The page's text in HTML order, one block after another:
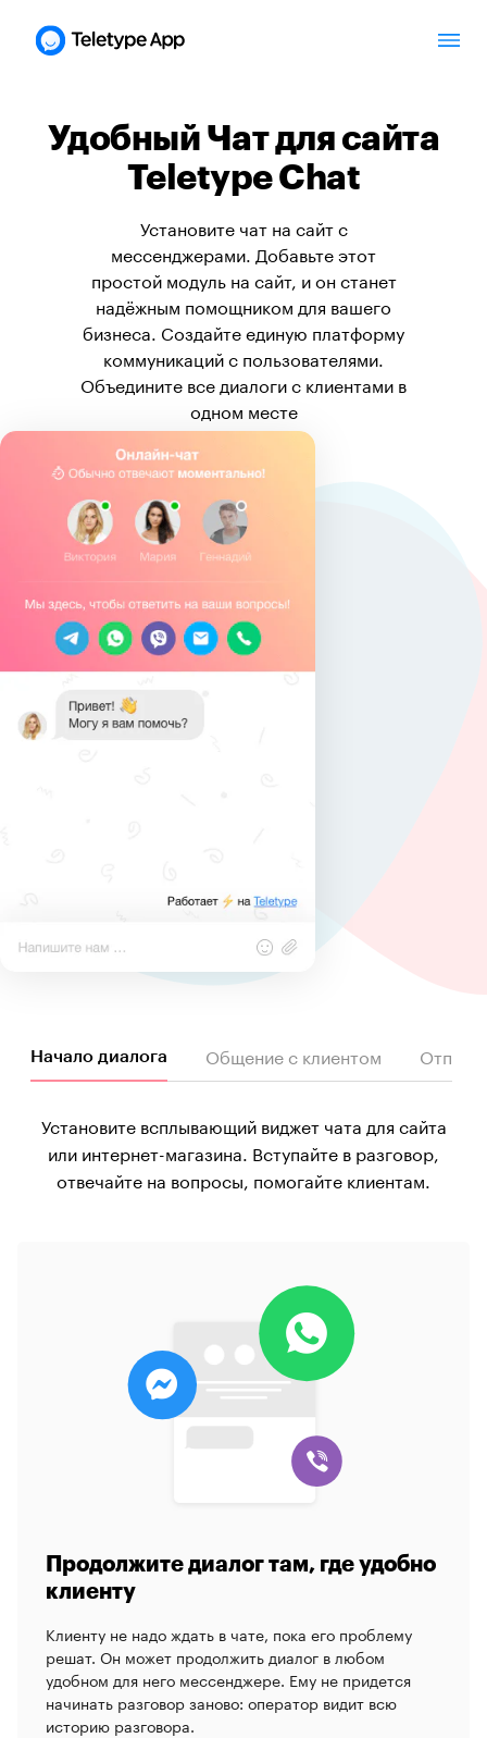
Удобный Чат для сайта
Teletype Chat
Установите чат на сайт с
мессенджерами. Добавьте этот
простой модуль на сайт, и он станет
надёжным помощником для вашего
бизнеса. Создайте единую платформу
коммуникаций с пользователями.
Объедините все диалоги с клиентами в
одном месте
Начало диалога Общение с клиентом
Установите всплывающий виджет чата для сайта
или интернет-магазина. Вступайте в разговор,
отвечайте на вопросы, помогайте клиентам.
Продолжите диалог там, где удобно
клиенту
Клиенту не надо ждать в чате, пока его проблему
решат. Он может продолжить диалог в любом
удобном для него мессенджере. Ему не придется
начинать разговор заново: оператор видит всю
историю разговора.